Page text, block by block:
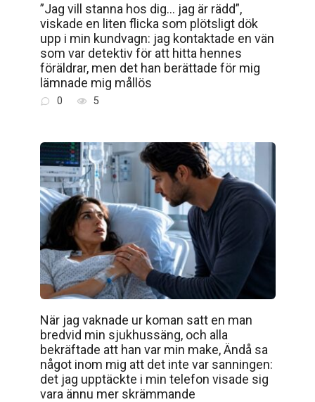
”Jag vill stanna hos dig… jag är rädd”,
viskade en liten flicka som plötsligt dök
upp i min kundvagn: jag kontaktade en vän
som var detektiv för att hitta hennes
föräldrar, men det han berättade för mig
lämnade mig mållös
0 5
När jag vaknade ur koman satt en man
bredvid min sjukhussäng, och alla
bekräftade att han var min make, Ändå sa
något inom mig att det inte var sanningen:
det jag upptäckte i min telefon visade sig
vara ännu mer skrämmande